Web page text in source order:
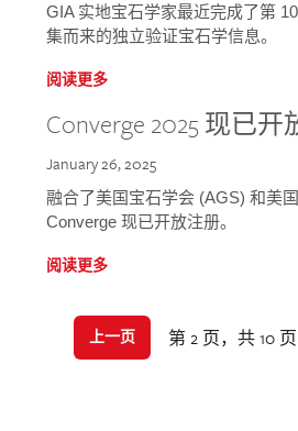
GIA 实地宝石学家最近完成了第
集而来的独立验证宝石学信息。
阅读更多
Converge 2025 现已
January 26, 2025
融合了美国宝石学会 (AGS) 和美
Converge 现已开放注册。
阅读更多
上一页 第 2 页，共 10 页